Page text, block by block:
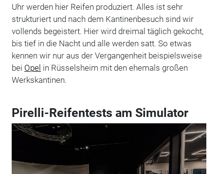
Uhr werden hier Reifen produziert. Alles ist sehr
strukturiert und nach dem Kantinenbesuch sind wir
vollends begeistert. Hier wird dreimal täglich gekocht,
bis tief in die Nacht und alle werden satt. So etwas
kennen wir nur aus der Vergangenheit beispielsweise
bei Opel in Rüsselsheim mit den ehemals großen
Werkskantinen.
Pirelli-Reifentests am Simulator